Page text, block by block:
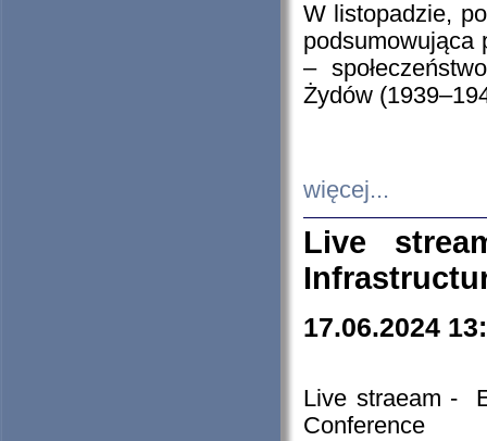
W listopadzie,
podsumowująca
–
Żydów
więcej...
Live
17.06.2024
Live straeam -
Conference